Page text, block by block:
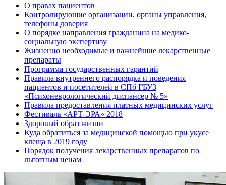
О правах пациентов
Контролирующие организации, органы управления,
телефоны доверия
О порядке направления гражданина на медико-
социальную экспертизу
Жизненно необходимые и важнейшие лекарственные
препараты
Программа государственных гарантий
Правила внутреннего распорядка и поведения
пациентов и посетителей в СПб ГБУЗ
«Психоневрологический диспансер № 5»
Правила предоставления платных медицинских услуг
Фестиваль «АРТ-ЭРА» 2018
Здоровый образ жизни
Куда обратиться за медицинской помощью при укусе
клеща в 2019 году
Порядок получения лекарственных препаратов по
льготным ценам